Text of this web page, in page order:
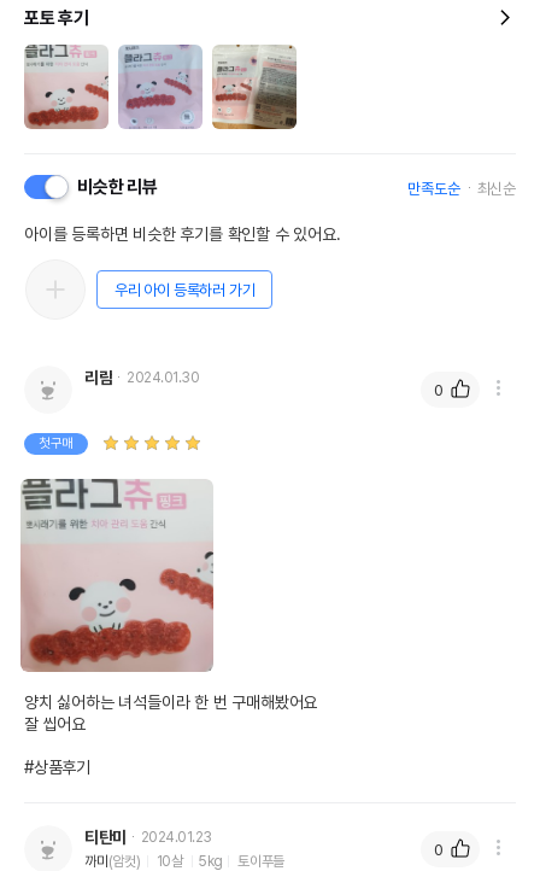
포토 후기
비슷한 리뷰 만족도순 최신순
아이를 등록하면 비슷한 후기를 확인할 수 있어요.
우리 아이 등록하러 가기
리람 2024.01.30
첫구매
양치 싫어하는 녀석들이라 한 번 구매해봤어요
잘 씹어요
#상품후기
0
티탄미
2024.01.23
까미 (암컷) 10살 5kg 토이푸들
0